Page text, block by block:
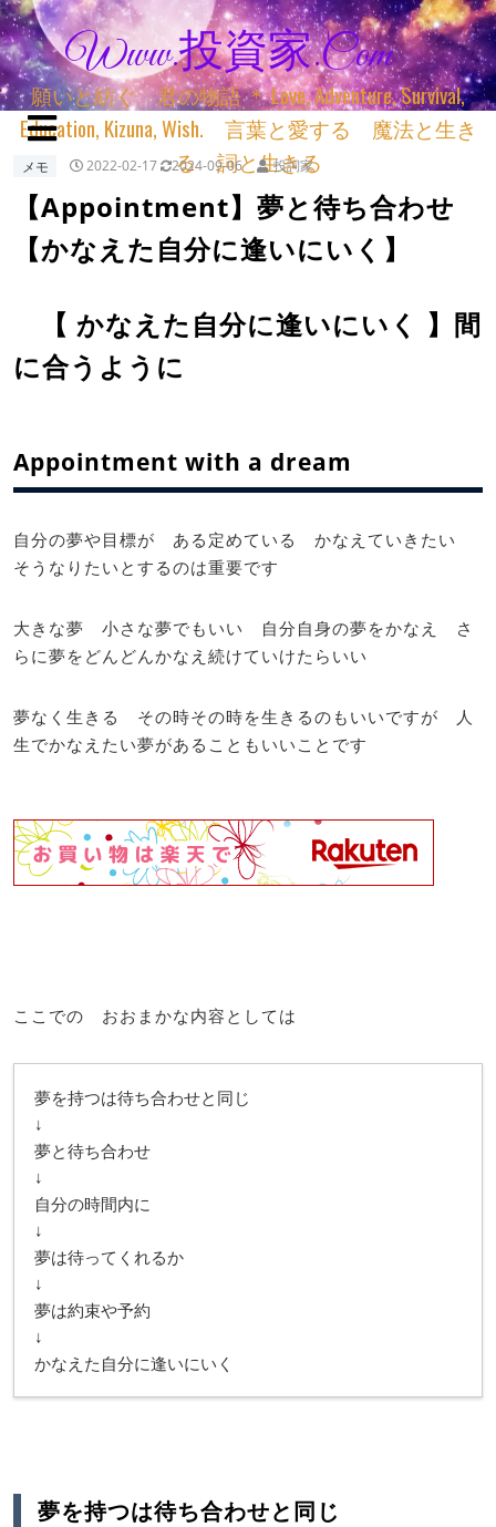
Www.投資家.com
願いと紡ぐ 君の物語 ＊ Love, Adventure, Survival,
Education, Kizuna, Wish. 言葉と愛する 魔法と生き
る 詞と生きる
メモ 2022-02-17 2024-09-06 投詞家
【Appointment】夢と待ち合わせ
【かなえた自分に逢いにいく】
【 かなえた自分に逢いにいく 】間
に合うように
Appointment with a dream
自分の夢や目標が ある定めている かなえていきたい
そうなりたいとするのは重要です
大きな夢 小さな夢でもいい 自分自身の夢をかなえ さ
らに夢をどんどんかなえ続けていけたらいい
夢なく生きる その時その時を生きるのもいいですが 人
生でかなえたい夢があることもいいことです
ここでの おおまかな内容としては
夢を持つは待ち合わせと同じ
↓
夢と待ち合わせ
↓
自分の時間内に
↓
夢は待ってくれるか
↓
夢は約束や予約
↓
かなえた自分に逢いにいく
夢を持つは待ち合わせと同じ